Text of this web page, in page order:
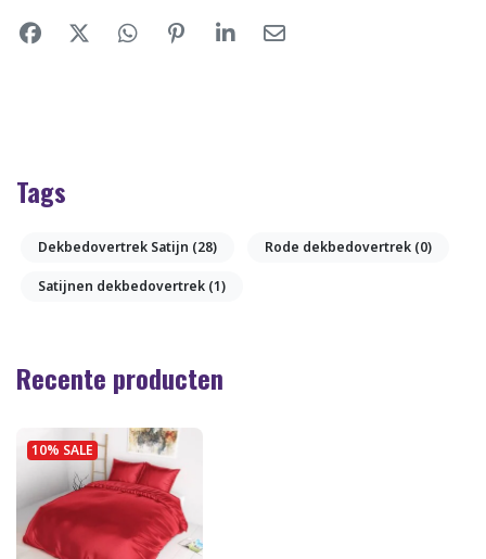
Tags
Dekbedovertrek Satijn (28) Rode dekbedovertrek (0)
Satijnen dekbedovertrek (1)
Recente producten
10% SALE